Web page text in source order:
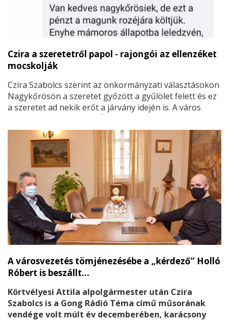
Czira a szeretetről papol - rajongói az ellenzéket
mocskolják
Czira Szabolcs szerint az önkormányzati választásokon
Nagykőrösön a szeretet győzött a gyűlölet felett és ez
a szeretet ad nekik erőt a járvány idején is. A város
megjelent interjúban beszélt, amelyben szinte minden
második mondat a szeretetről szólt.
A városvezetés tömjénezésébe a „kérdező” Holló
Róbert is beszállt…
Körtvélyesi Attila alpolgármester után Czira
Szabolcs is a Gong Rádió Téma című műsorának
vendége volt múlt év decemberében, karácsony